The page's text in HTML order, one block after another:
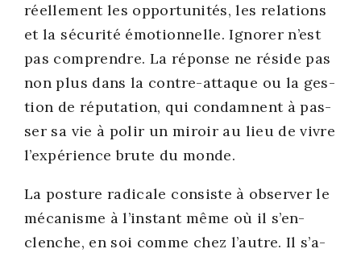
réel­le­ment les oppor­tu­ni­tés, les rela­tions
et la sécu­ri­té émo­tion­nelle. Igno­rer n’est
pas com­prendre. La réponse ne réside pas
non plus dans la contre-attaque ou la ges­
tion de répu­ta­tion, qui condamnent à pas­
ser sa vie à polir un miroir au lieu de vivre
l’ex­pé­rience brute du monde.
La pos­ture radi­cale consiste à obser­ver le
méca­nisme à l’ins­tant même où il s’en­
clenche, en soi comme chez l’autre. Il s’a­